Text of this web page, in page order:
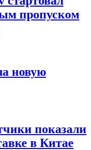
пропуском
новую
показали
в Китае